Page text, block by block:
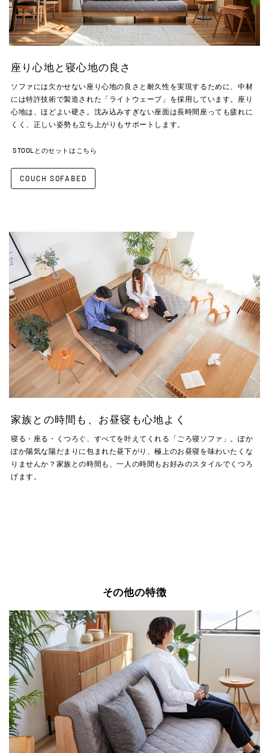
座り心地と寝心地の良さ
ソファには欠かせない座り心地の良さと耐久性を実現するために、中材
には特許技術で製造された「ライトウェーブ」を採用しています。座り
心地は、ほどよい硬さ。沈み込みすぎない座面は長時間座っても疲れに
くく、正しい姿勢も立ち上がりもサポートします。
STOOLとのセットはこちら
COUCH SOFABED
家族との時間も、お昼寝も心地よく
寝る・座る・くつろぐ、すべてを叶えてくれる「ごろ寝ソファ」。ぽか
ぽか陽気な陽だまりに包まれた昼下がり、極上のお昼寝を味わいたくな
りませんか？家族との時間も、一人の時間もお好みのスタイルでくつろ
げます。
その他の特徴